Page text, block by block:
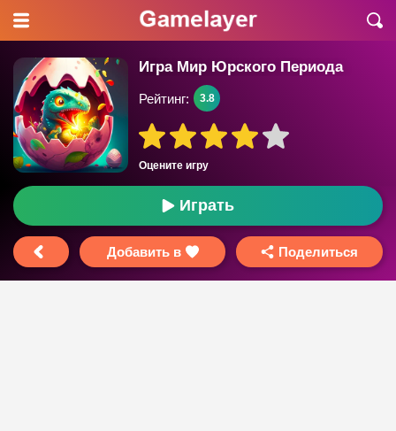
Игра Мир Юрского Периода
Оцените игру
Рейтинг: 3.8
Играть
Добавить в Поделиться